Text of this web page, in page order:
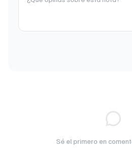
Sé el primero en